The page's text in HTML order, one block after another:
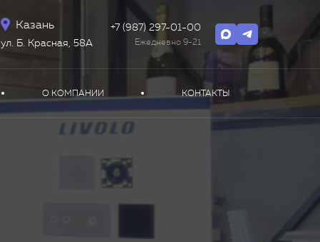
Казань
ул. Б. Красная, 58А
+7 (987) 297-01-00
Ежедневно 9-21
О КОМПАНИИ КОНТАКТЫ